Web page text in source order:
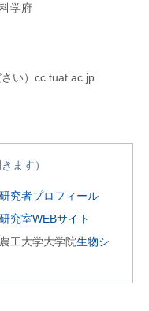
学府
い）cc.tuat.ac.jp
ます）
研究者プロフィール
研究室WEBサイト
工大学大学院生物シ